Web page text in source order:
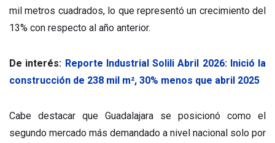
mil metros cuadrados, lo que representó un crecimiento del
13% con respecto al año anterior.
De interés: Reporte Industrial Solili Abril 2026: Inició la
construcción de 238 mil m², 30% menos que abril 2025
Cabe destacar que Guadalajara se posicionó como el
segundo mercado más demandado a nivel nacional solo por